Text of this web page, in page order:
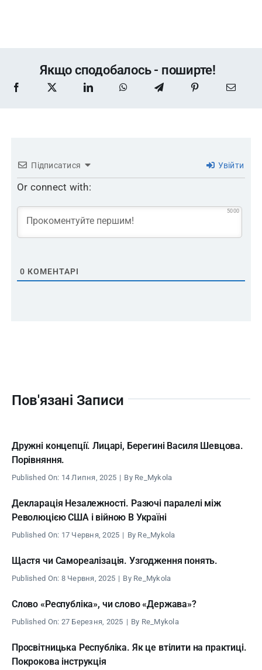
Якщо сподобалось - поширте!
Підписатися Увійти
Or connect with:
5000
0 КОМЕНТАРІ
Пов'язані Записи
Дружні концепції. Лицарі, Берегині Василя Шевцова.
Порівняння.
Published On: 14 Липня, 2025 | By Re_Mykola
Декларація Незалежності. Разючі паралелі між
Революцією США і війною В Україні
Published On: 17 Червня, 2025 | By Re_Mykola
Щастя чи Самореалізація. Узгодження понять.
Published On: 8 Червня, 2025 | By Re_Mykola
Слово «Республіка», чи слово «Держава»?
Published On: 27 Березня, 2025 | By Re_Mykola
Просвітницька Республіка. Як це втілити на практиці.
Покрокова інструкція